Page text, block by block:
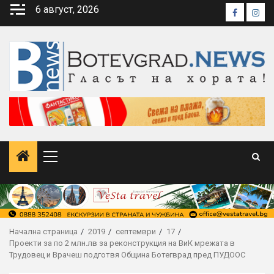
Skip
6 август, 2026 Facebook
Primary
Начална страница 2019 септември
17
Проекти за по 2 млн.лв за реконструкция на ВиК мрежата в
Трудовец и Врачеш подготвя Община Ботегврад пред ПУДООС